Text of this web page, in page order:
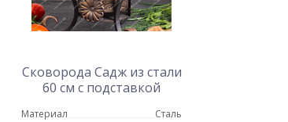
Сковорода Садж из стали
60 см с подставкой
Материал
Сталь